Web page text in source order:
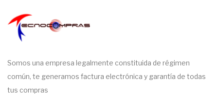
Somos una empresa legalmente constituida de régimen
común, te generamos factura electrónica y garantía de todas
tus compras